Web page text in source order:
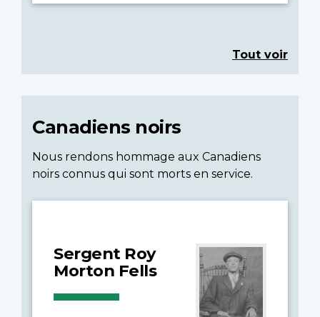
Tout voir
Canadiens noirs
Nous rendons hommage aux Canadiens
noirs connus qui sont morts en service.
Sergent Roy
Morton Fells